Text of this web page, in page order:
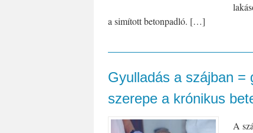
a simított betonpadló. […]
Gyulladás a szájban =
szerepe a krónikus
A